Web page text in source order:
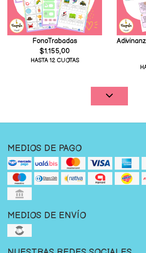
FonoTrabadas
$1.155,00
HASTA 12 CUOTAS
MEDIOS DE PAGO
MEDIOS DE ENVÍO